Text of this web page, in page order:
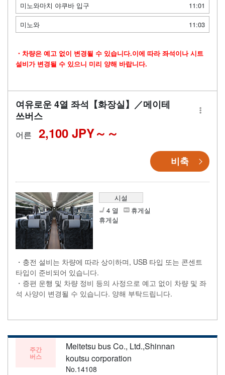
미노와마치 야쿠바 입구
11:01
미노와
11:03
・차량은 예고 없이 변경될 수 있습니다.이에 따라 좌석이나 시트
설비가 변경될 수 있으니 미리 양해 바랍니다.
여유로운 4열 좌석【화장실】／메이테
쓰버스
어른 2,100 JPY～
비축
시설
4 열
휴게실
휴게실
・충전 설비는 차량에 따라 상이하며, USB 타입 또는 콘센트
타입이 준비되어 있습니다.
・증편 운행 및 차량 정비 등의 사정으로 예고 없이 차량 및 좌
석 사양이 변경될 수 있습니다. 양해 부탁드립니다.
주간
버스
Meitetsu bus Co., Ltd.,Shinnan
koutsu corporation
No.14108